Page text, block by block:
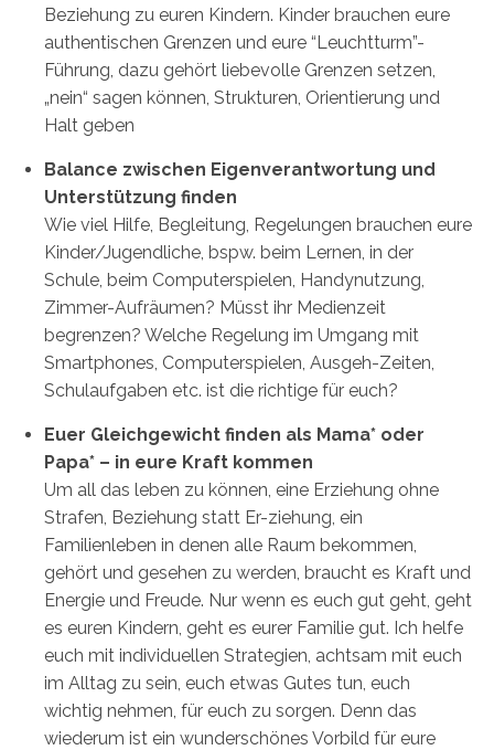
Beziehung zu euren Kindern. Kinder brauchen eure
authentischen Grenzen und eure “Leuchtturm”-
Führung, dazu gehört liebevolle Grenzen setzen,
„nein“ sagen können, Strukturen, Orientierung und
Halt geben
Balance zwischen Eigenverantwortung und
Unterstützung finden
Wie viel Hilfe, Begleitung, Regelungen brauchen eure
Kinder/Jugendliche, bspw. beim Lernen, in der
Schule, beim Computerspielen, Handynutzung,
Zimmer-Aufräumen? Müsst ihr Medienzeit
begrenzen? Welche Regelung im Umgang mit
Smartphones, Computerspielen, Ausgeh-Zeiten,
Schulaufgaben etc. ist die richtige für euch?
Euer Gleichgewicht finden als Mama* oder
Papa* – in eure Kraft kommen
Um all das leben zu können, eine Erziehung ohne
Strafen, Beziehung statt Er-ziehung, ein
Familienleben in denen alle Raum bekommen,
gehört und gesehen zu werden, braucht es Kraft und
Energie und Freude. Nur wenn es euch gut geht, geht
es euren Kindern, geht es eurer Familie gut. Ich helfe
euch mit individuellen Strategien, achtsam mit euch
im Alltag zu sein, euch etwas Gutes tun, euch
wichtig nehmen, für euch zu sorgen. Denn das
wiederum ist ein wunderschönes Vorbild für eure